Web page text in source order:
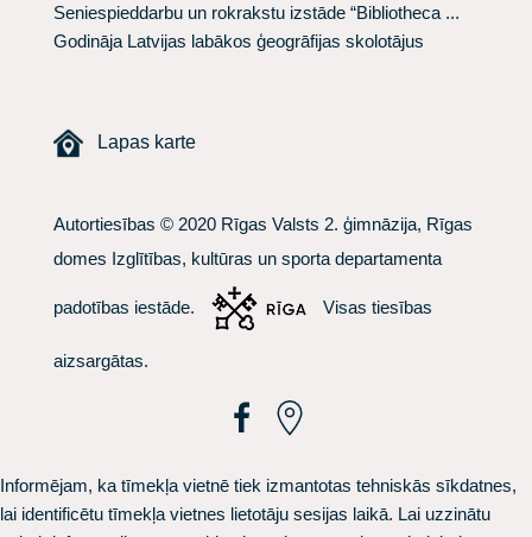
Seniespieddarbu un rokrakstu izstāde “Bibliotheca ...
Godināja Latvijas labākos ģeogrāfijas skolotājus
Lapas karte
Autortiesības © 2020 Rīgas Valsts 2. ģimnāzija, Rīgas
domes Izglītības, kultūras un sporta departamenta
padotības iestāde. Visas tiesības
aizsargātas.
Informējam, ka tīmekļa vietnē tiek izmantotas tehniskās sīkdatnes,
lai identificētu tīmekļa vietnes lietotāju sesijas laikā. Lai uzzinātu